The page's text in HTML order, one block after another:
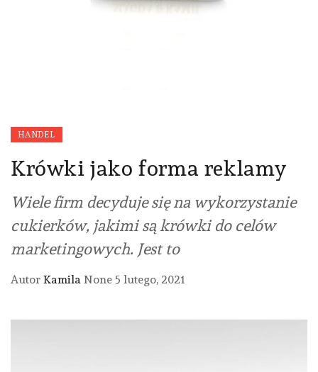
HANDEL
Krówki jako forma reklamy
Wiele firm decyduje się na wykorzystanie
cukierków, jakimi są krówki do celów
marketingowych. Jest to
Autor Kamila None 5 lutego, 2021